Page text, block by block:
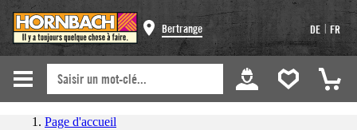
Bertrange DE | FR
Page d'accueil